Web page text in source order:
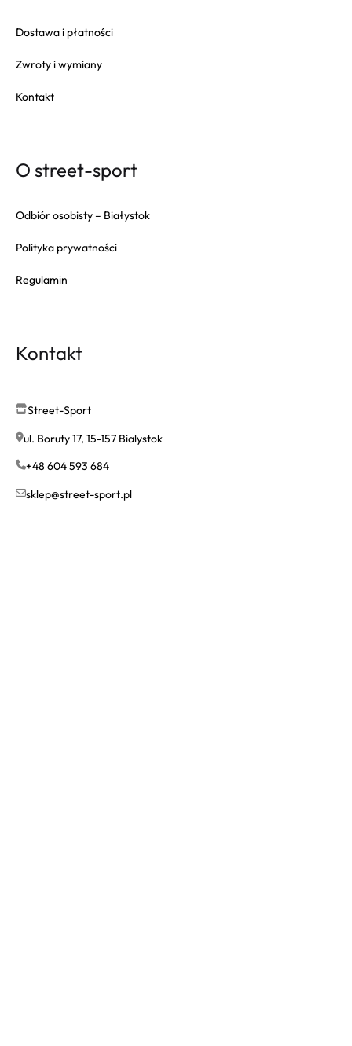
Dostawa i płatności
Zwroty i wymiany
Kontakt
O street-sport
Odbiór osobisty – Białystok
Polityka prywatności
Regulamin
Kontakt
Street-Sport
ul. Boruty 17, 15-157 Bialystok
+48 604 593 684
sklep@street-sport.pl